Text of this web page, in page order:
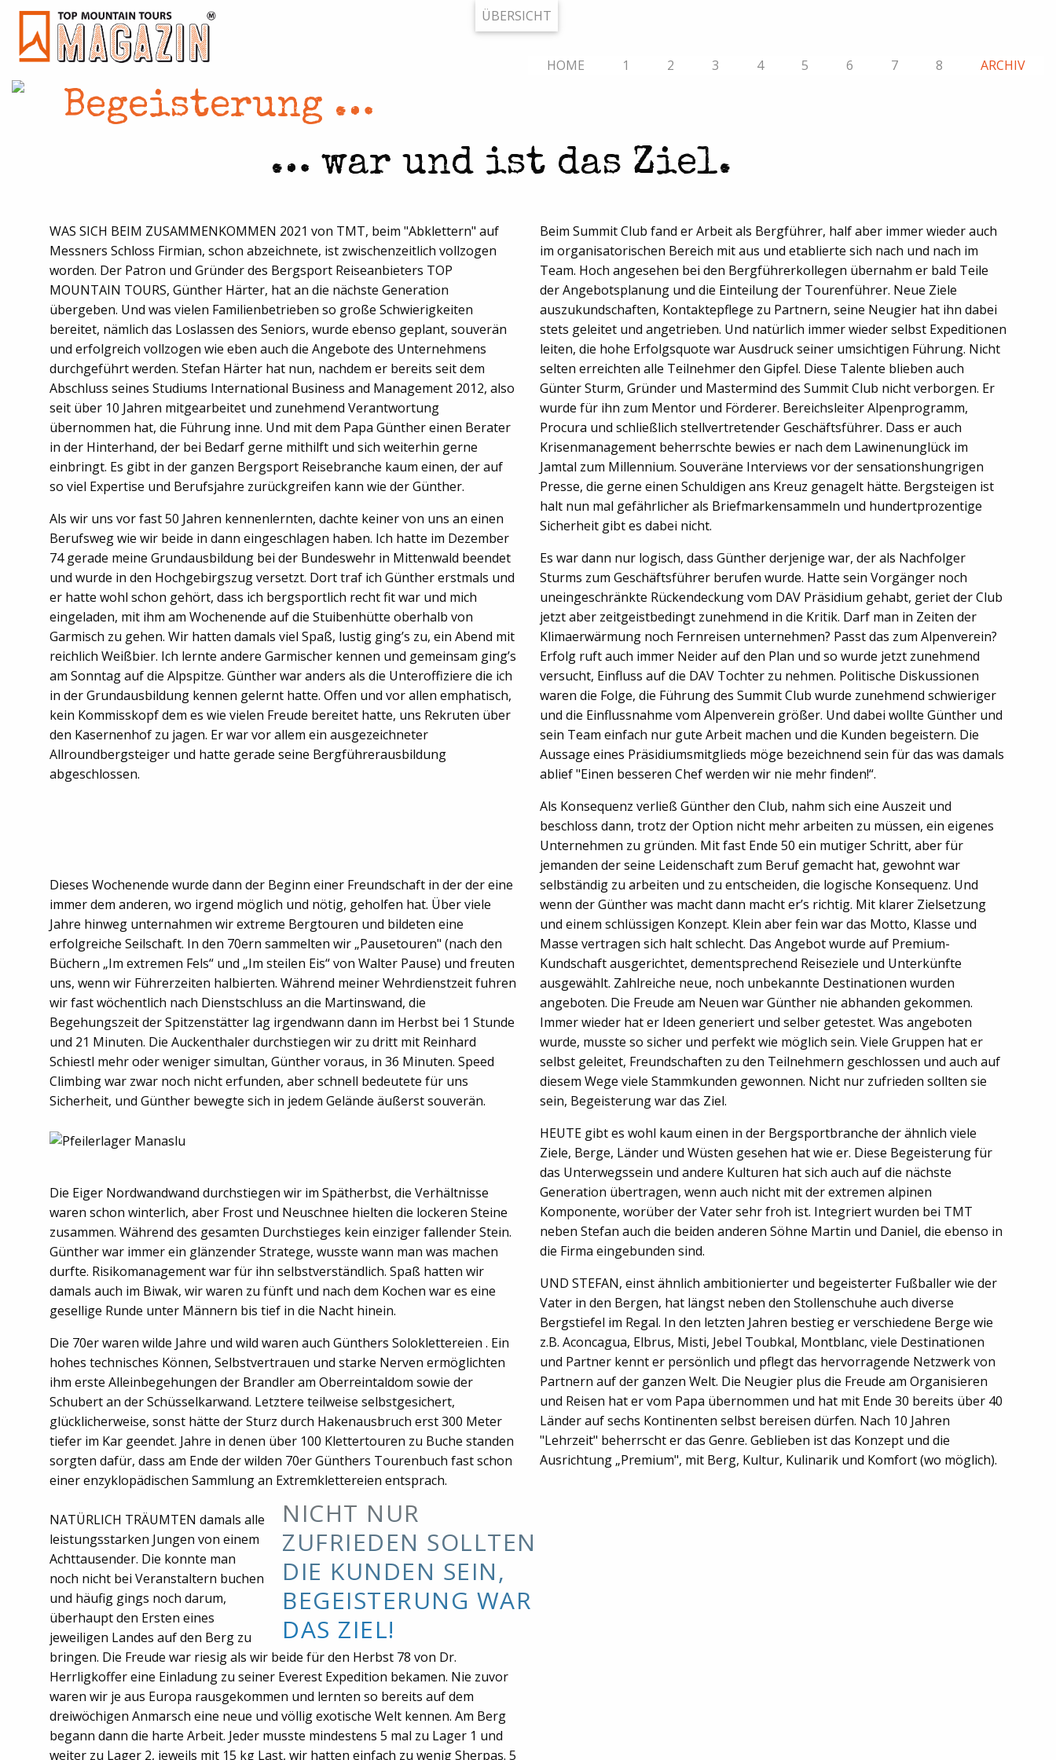
ÜBERSICHT
HOME 1 2 3 4 5 6 7 8 ARCHIV
Begeisterung …
… war und ist das Ziel.
WAS SICH BEIM ZUSAMMENKOMMEN 2021 von TMT, beim "Abklettern" auf
Messners Schloss Firmian, schon abzeichnete, ist zwischenzeitlich vollzogen
worden. Der Patron und Gründer des Bergsport Reiseanbieters TOP
MOUNTAIN TOURS, Günther Härter, hat an die nächste Generation
übergeben. Und was vielen Familienbetrieben so große Schwierigkeiten
bereitet, nämlich das Loslassen des Seniors, wurde ebenso geplant, souverän
und erfolgreich vollzogen wie eben auch die Angebote des Unternehmens
durchgeführt werden. Stefan Härter hat nun, nachdem er bereits seit dem
Abschluss seines Studiums International Business and Management 2012, also
seit über 10 Jahren mitgearbeitet und zunehmend Verantwortung
übernommen hat, die Führung inne. Und mit dem Papa Günther einen Berater
in der Hinterhand, der bei Bedarf gerne mithilft und sich weiterhin gerne
einbringt. Es gibt in der ganzen Bergsport Reisebranche kaum einen, der auf
so viel Expertise und Berufsjahre zurückgreifen kann wie der Günther.
Als wir uns vor fast 50 Jahren kennenlernten, dachte keiner von uns an einen
Berufsweg wie wir beide in dann eingeschlagen haben. Ich hatte im Dezember
74 gerade meine Grundausbildung bei der Bundeswehr in Mittenwald beendet
und wurde in den Hochgebirgszug versetzt. Dort traf ich Günther erstmals und
er hatte wohl schon gehört, dass ich bergsportlich recht fit war und mich
eingeladen, mit ihm am Wochenende auf die Stuibenhütte oberhalb von
Garmisch zu gehen. Wir hatten damals viel Spaß, lustig ging’s zu, ein Abend mit
reichlich Weißbier. Ich lernte andere Garmischer kennen und gemeinsam ging’s
am Sonntag auf die Alpspitze. Günther war anders als die Unteroffiziere die ich
in der Grundausbildung kennen gelernt hatte. Offen und vor allen emphatisch,
kein Kommisskopf dem es wie vielen Freude bereitet hatte, uns Rekruten über
den Kasernenhof zu jagen. Er war vor allem ein ausgezeichneter
Allroundbergsteiger und hatte gerade seine Bergführerausbildung
abgeschlossen.
Dieses Wochenende wurde dann der Beginn einer Freundschaft in der der eine
immer dem anderen, wo irgend möglich und nötig, geholfen hat. Über viele
Jahre hinweg unternahmen wir extreme Bergtouren und bildeten eine
erfolgreiche Seilschaft. In den 70ern sammelten wir „Pausetouren" (nach den
Büchern „Im extremen Fels“ und „Im steilen Eis“ von Walter Pause) und freuten
uns, wenn wir Führerzeiten halbierten. Während meiner Wehrdienstzeit fuhren
wir fast wöchentlich nach Dienstschluss an die Martinswand, die
Begehungszeit der Spitzenstätter lag irgendwann dann im Herbst bei 1 Stunde
und 21 Minuten. Die Auckenthaler durchstiegen wir zu dritt mit Reinhard
Schiestl mehr oder weniger simultan, Günther voraus, in 36 Minuten. Speed
Climbing war zwar noch nicht erfunden, aber schnell bedeutete für uns
Sicherheit, und Günther bewegte sich in jedem Gelände äußerst souverän.
Die Eiger Nordwandwand durchstiegen wir im Spätherbst, die Verhältnisse
waren schon winterlich, aber Frost und Neuschnee hielten die lockeren Steine
zusammen. Während des gesamten Durchstieges kein einziger fallender Stein.
Günther war immer ein glänzender Stratege, wusste wann man was machen
durfte. Risikomanagement war für ihn selbstverständlich. Spaß hatten wir
damals auch im Biwak, wir waren zu fünft und nach dem Kochen war es eine
gesellige Runde unter Männern bis tief in die Nacht hinein.
Die 70er waren wilde Jahre und wild waren auch Günthers Soloklettereien . Ein
hohes technisches Können, Selbstvertrauen und starke Nerven ermöglichten
ihm erste Alleinbegehungen der Brandler am Oberreintaldom sowie der
Schubert an der Schüsselkarwand. Letztere teilweise selbstgesichert,
glücklicherweise, sonst hätte der Sturz durch Hakenausbruch erst 300 Meter
tiefer im Kar geendet. Jahre in denen über 100 Klettertouren zu Buche standen
sorgten dafür, dass am Ende der wilden 70er Günthers Tourenbuch fast schon
einer enzyklopädischen Sammlung an Extremklettereien entsprach.
NICHT NUR
ZUFRIEDEN SOLLTEN
DIE KUNDEN SEIN,
BEGEISTERUNG WAR
DAS ZIEL!
NATÜRLICH TRÄUMTEN damals alle
leistungsstarken Jungen von einem
Achttausender. Die konnte man
noch nicht bei Veranstaltern buchen
und häufig gings noch darum,
überhaupt den Ersten eines
jeweiligen Landes auf den Berg zu
bringen. Die Freude war riesig als wir beide für den Herbst 78 von Dr.
Herrligkoffer eine Einladung zu seiner Everest Expedition bekamen. Nie zuvor
waren wir je aus Europa rausgekommen und lernten so bereits auf dem
dreiwöchigen Anmarsch eine neue und völlig exotische Welt kennen. Am Berg
begann dann die harte Arbeit. Jeder musste mindestens 5 mal zu Lager 1 und
weiter zu Lager 2, jeweils mit 15 kg Last, wir hatten einfach zu wenig Sherpas. 5
Beim Summit Club fand er Arbeit als Bergführer, half aber immer wieder auch
im organisatorischen Bereich mit aus und etablierte sich nach und nach im
Team. Hoch angesehen bei den Bergführerkollegen übernahm er bald Teile
der Angebotsplanung und die Einteilung der Tourenführer. Neue Ziele
auszukundschaften, Kontaktepflege zu Partnern, seine Neugier hat ihn dabei
stets geleitet und angetrieben. Und natürlich immer wieder selbst Expeditionen
leiten, die hohe Erfolgsquote war Ausdruck seiner umsichtigen Führung. Nicht
selten erreichten alle Teilnehmer den Gipfel. Diese Talente blieben auch
Günter Sturm, Gründer und Mastermind des Summit Club nicht verborgen. Er
wurde für ihn zum Mentor und Förderer. Bereichsleiter Alpenprogramm,
Procura und schließlich stellvertretender Geschäftsführer. Dass er auch
Krisenmanagement beherrschte bewies er nach dem Lawinenunglück im
Jamtal zum Millennium. Souveräne Interviews vor der sensationshungrigen
Presse, die gerne einen Schuldigen ans Kreuz genagelt hätte. Bergsteigen ist
halt nun mal gefährlicher als Briefmarkensammeln und hundertprozentige
Sicherheit gibt es dabei nicht.
Es war dann nur logisch, dass Günther derjenige war, der als Nachfolger
Sturms zum Geschäftsführer berufen wurde. Hatte sein Vorgänger noch
uneingeschränkte Rückendeckung vom DAV Präsidium gehabt, geriet der Club
jetzt aber zeitgeistbedingt zunehmend in die Kritik. Darf man in Zeiten der
Klimaerwärmung noch Fernreisen unternehmen? Passt das zum Alpenverein?
Erfolg ruft auch immer Neider auf den Plan und so wurde jetzt zunehmend
versucht, Einfluss auf die DAV Tochter zu nehmen. Politische Diskussionen
waren die Folge, die Führung des Summit Club wurde zunehmend schwieriger
und die Einflussnahme vom Alpenverein größer. Und dabei wollte Günther und
sein Team einfach nur gute Arbeit machen und die Kunden begeistern. Die
Aussage eines Präsidiumsmitglieds möge bezeichnend sein für das was damals
ablief "Einen besseren Chef werden wir nie mehr finden!“.
Als Konsequenz verließ Günther den Club, nahm sich eine Auszeit und
beschloss dann, trotz der Option nicht mehr arbeiten zu müssen, ein eigenes
Unternehmen zu gründen. Mit fast Ende 50 ein mutiger Schritt, aber für
jemanden der seine Leidenschaft zum Beruf gemacht hat, gewohnt war
selbständig zu arbeiten und zu entscheiden, die logische Konsequenz. Und
wenn der Günther was macht dann macht er’s richtig. Mit klarer Zielsetzung
und einem schlüssigen Konzept. Klein aber fein war das Motto, Klasse und
Masse vertragen sich halt schlecht. Das Angebot wurde auf Premium-
Kundschaft ausgerichtet, dementsprechend Reiseziele und Unterkünfte
ausgewählt. Zahlreiche neue, noch unbekannte Destinationen wurden
angeboten. Die Freude am Neuen war Günther nie abhanden gekommen.
Immer wieder hat er Ideen generiert und selber getestet. Was angeboten
wurde, musste so sicher und perfekt wie möglich sein. Viele Gruppen hat er
selbst geleitet, Freundschaften zu den Teilnehmern geschlossen und auch auf
diesem Wege viele Stammkunden gewonnen. Nicht nur zufrieden sollten sie
sein, Begeisterung war das Ziel.
HEUTE gibt es wohl kaum einen in der Bergsportbranche der ähnlich viele
Ziele, Berge, Länder und Wüsten gesehen hat wie er. Diese Begeisterung für
das Unterwegssein und andere Kulturen hat sich auch auf die nächste
Generation übertragen, wenn auch nicht mit der extremen alpinen
Komponente, worüber der Vater sehr froh ist. Integriert wurden bei TMT
neben Stefan auch die beiden anderen Söhne Martin und Daniel, die ebenso in
die Firma eingebunden sind.
UND STEFAN, einst ähnlich ambitionierter und begeisterter Fußballer wie der
Vater in den Bergen, hat längst neben den Stollenschuhe auch diverse
Bergstiefel im Regal. In den letzten Jahren bestieg er verschiedene Berge wie
z.B. Aconcagua, Elbrus, Misti, Jebel Toubkal, Montblanc, viele Destinationen
und Partner kennt er persönlich und pflegt das hervorragende Netzwerk von
Partnern auf der ganzen Welt. Die Neugier plus die Freude am Organisieren
und Reisen hat er vom Papa übernommen und hat mit Ende 30 bereits über 40
Länder auf sechs Kontinenten selbst bereisen dürfen. Nach 10 Jahren
"Lehrzeit" beherrscht er das Genre. Geblieben ist das Konzept und die
Ausrichtung „Premium", mit Berg, Kultur, Kulinarik und Komfort (wo möglich).